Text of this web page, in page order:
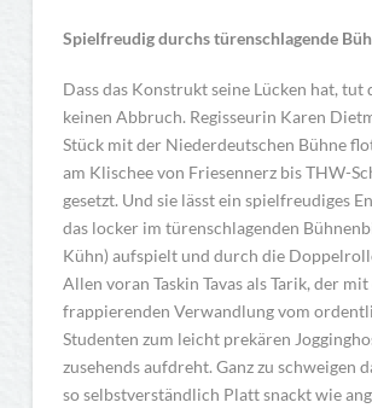
Spielfreudig durchs türenschlagende
Dass das Konstrukt seine Lücken hat, tut
keinen Abbruch. Regisseurin Karen
Stück mit der Niederdeutschen Bühne
am Klischee von Friesennerz bis THW-
gesetzt. Und sie lässt ein spielfreudiges
das locker im türenschlagenden
Kühn) aufspielt und durch die
Allen voran Taskin Tavas als Tarik, der
frappierenden Verwandlung vom
Studenten zum leicht prekären
zusehends aufdreht. Ganz zu schweigen
so selbstverständlich Platt snackt wie